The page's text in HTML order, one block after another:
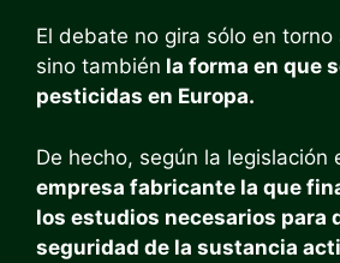
El debate no gira sólo en torno
sino también la forma en que
pesticidas en Europa.
De hecho, según la legislación
empresa fabricante la que
los estudios necesarios para
seguridad de la sustancia